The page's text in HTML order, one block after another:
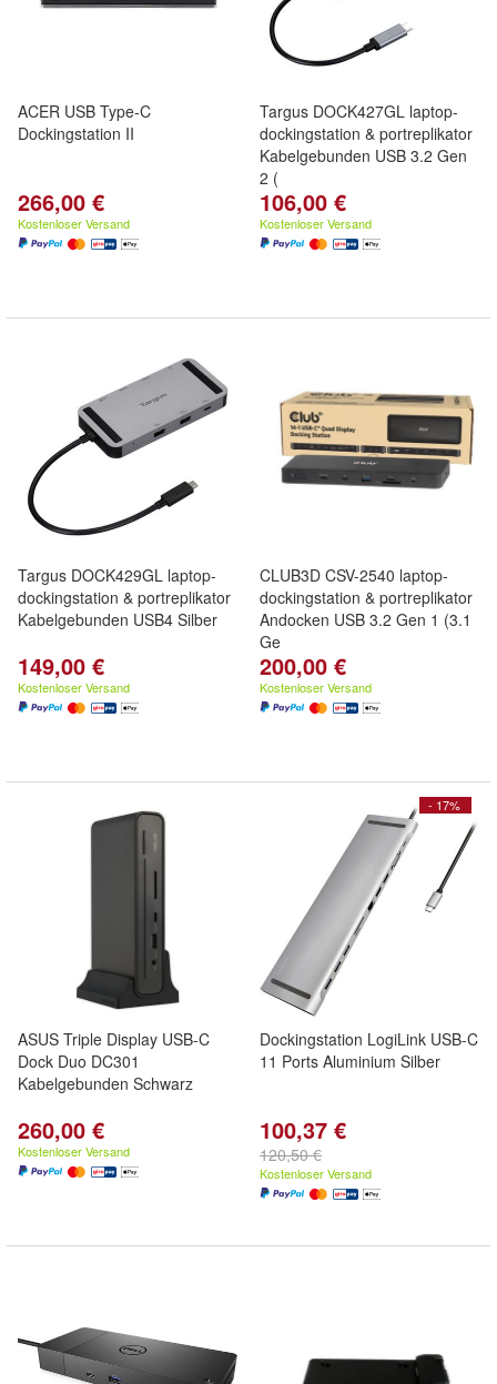
ACER USB Type-C
Dockingstation II
266,00 €
Kostenloser Versand
Targus DOCK427GL laptop-
dockingstation & portreplikator
Kabelgebunden USB 3.2 Gen
2 (
106,00 €
Kostenloser Versand
Targus DOCK429GL laptop-
dockingstation & portreplikator
Kabelgebunden USB4 Silber
149,00 €
Kostenloser Versand
CLUB3D CSV-2540 laptop-
dockingstation & portreplikator
Andocken USB 3.2 Gen 1 (3.1
Ge
200,00 €
Kostenloser Versand
ASUS Triple Display USB-C
Dock Duo DC301
Kabelgebunden Schwarz
260,00 €
Kostenloser Versand
- 17%
Dockingstation LogiLink USB-C
11 Ports Aluminium Silber
100,37 €
120,50 €
Kostenloser Versand